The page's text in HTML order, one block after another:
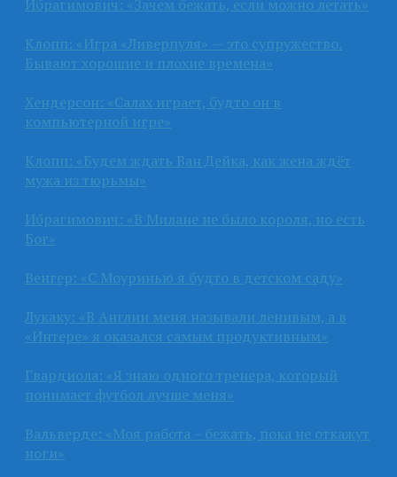
Ибрагимович: «Зачем бежать, если можно летать»
Клопп: «Игра «Ливерпуля» — это супружество.
Бывают хорошие и плохие времена»
Хендерсон: «Салах играет, будто он в
компьютерной игре»
Клопп: «Будем ждать Ван Дейка, как жена ждёт
мужа из тюрьмы»
Ибрагимович: «В Милане не было короля, но есть
Бог»
Венгер: «С Моуринью я будто в детском саду»
Лукаку: «В Англии меня называли ленивым, а в
«Интере» я оказался самым продуктивным»
Гвардиола: «Я знаю одного тренера, который
понимает футбол лучше меня»
Вальверде: «Моя работа – бежать, пока не откажут
ноги»